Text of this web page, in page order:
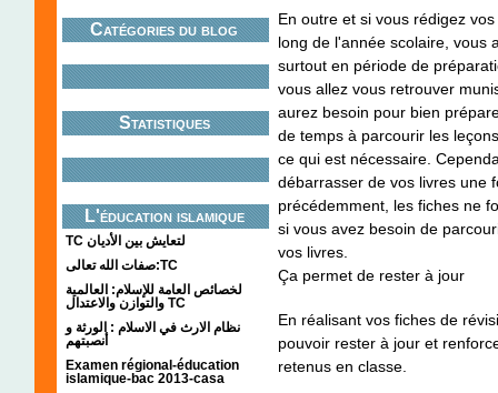
Catégories du blog
Statistiques
L'éducation islamique
TC لتعايش بين الأديان
صفات الله تعالى:TC
لخصائص العامة للإسلام: العالمية
والتوازن والاعتدال TC
نظام الارث في الاسلام : الورثة و
أنصبتهم
Examen régional-éducation
islamique-bac 2013-casa
En outre et si vous rédigez
long de l'année scolaire, vous
surtout en période de
vous allez vous retrouver
aurez besoin pour bien
de temps à parcourir les
ce qui est nécessaire.
débarrasser de vos livres une
précédemment, les fiches ne
si vous avez besoin de
vos livres.
Ça permet de rester à jour
En réalisant vos fiches de
pouvoir rester à jour et
retenus en classe.